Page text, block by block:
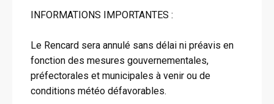
INFORMATIONS IMPORTANTES :
Le Rencard sera annulé sans délai ni préavis en
fonction des mesures gouvernementales,
préfectorales et municipales à venir ou de
conditions météo défavorables.